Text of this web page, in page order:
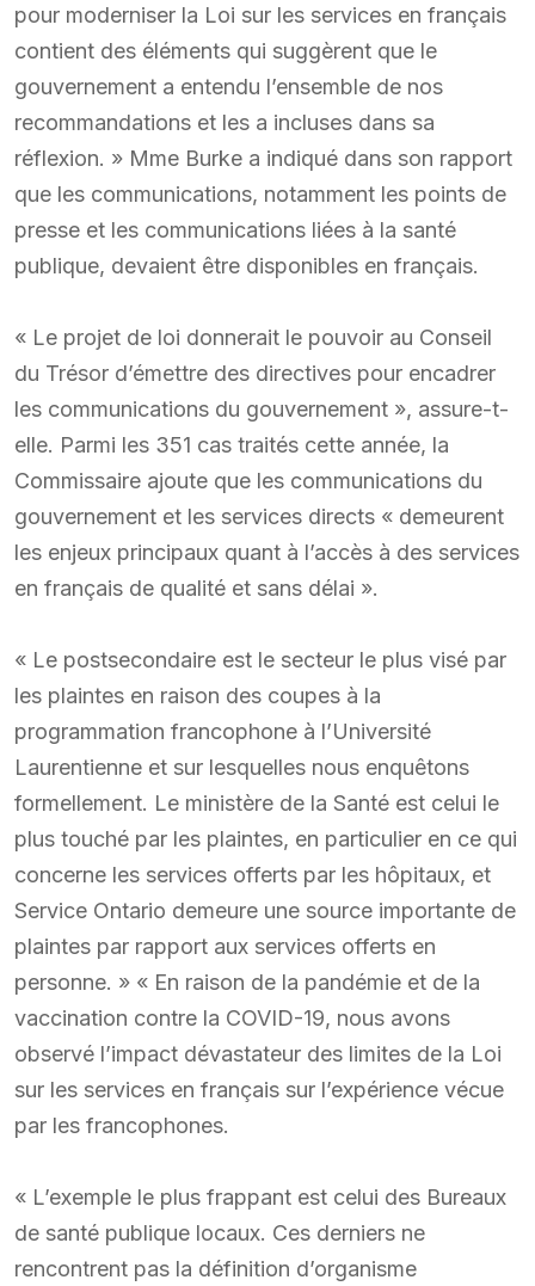
pour moderniser la Loi sur les services en français
contient des éléments qui suggèrent que le
gouvernement a entendu l’ensemble de nos
recommandations et les a incluses dans sa
réflexion. » Mme Burke a indiqué dans son rapport
que les communications, notamment les points de
presse et les communications liées à la santé
publique, devaient être disponibles en français.
« Le projet de loi donnerait le pouvoir au Conseil
du Trésor d’émettre des directives pour encadrer
les communications du gouvernement », assure-t-
elle. Parmi les 351 cas traités cette année, la
Commissaire ajoute que les communications du
gouvernement et les services directs « demeurent
les enjeux principaux quant à l’accès à des services
en français de qualité et sans délai ».
« Le postsecondaire est le secteur le plus visé par
les plaintes en raison des coupes à la
programmation francophone à l’Université
Laurentienne et sur lesquelles nous enquêtons
formellement. Le ministère de la Santé est celui le
plus touché par les plaintes, en particulier en ce qui
concerne les services offerts par les hôpitaux, et
Service Ontario demeure une source importante de
plaintes par rapport aux services offerts en
personne. » « En raison de la pandémie et de la
vaccination contre la COVID-19, nous avons
observé l’impact dévastateur des limites de la Loi
sur les services en français sur l’expérience vécue
par les francophones.
« L’exemple le plus frappant est celui des Bureaux
de santé publique locaux. Ces derniers ne
rencontrent pas la définition d’organisme